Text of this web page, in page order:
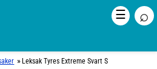
☰ ⌕
» Leksak Tyres Extreme Svart S